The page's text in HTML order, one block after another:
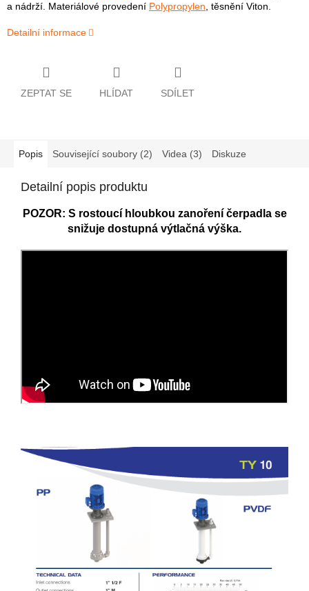
a nádrží. Materiálové provedení Polypropylen, těsnění Viton.
Detailní informace
ZEPTAT SE HLÍDAT SDÍLET
Popis Související soubory (2) Videa (3) Diskuze
Detailní popis produktu
POZOR: S rostoucí hloubkou zanoření čerpadla se
snižuje dostupná výtlačná výška.